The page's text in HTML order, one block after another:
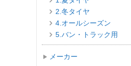
2.冬タイヤ
4.オールシーズン
5.バン・トラック用
メーカー